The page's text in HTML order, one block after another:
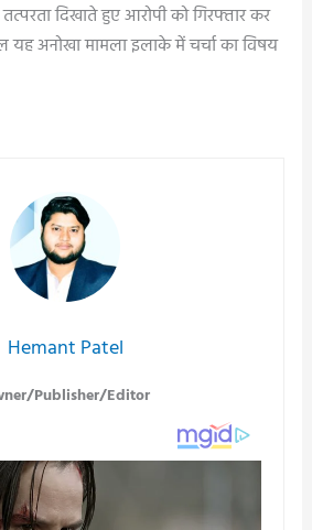
दिखाते हुए आरोपी को गिरफ्तार कर
अनोखा मामला इलाके में चर्चा का विषय
Hemant Patel
Publisher/Editor